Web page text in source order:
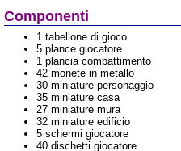
Componenti
1 tabellone di gioco
5 plance giocatore
1 plancia combattimento
42 monete in metallo
30 miniature personaggio
35 miniature casa
27 miniature mura
32 miniature edificio
5 schermi giocatore
40 dischetti giocatore